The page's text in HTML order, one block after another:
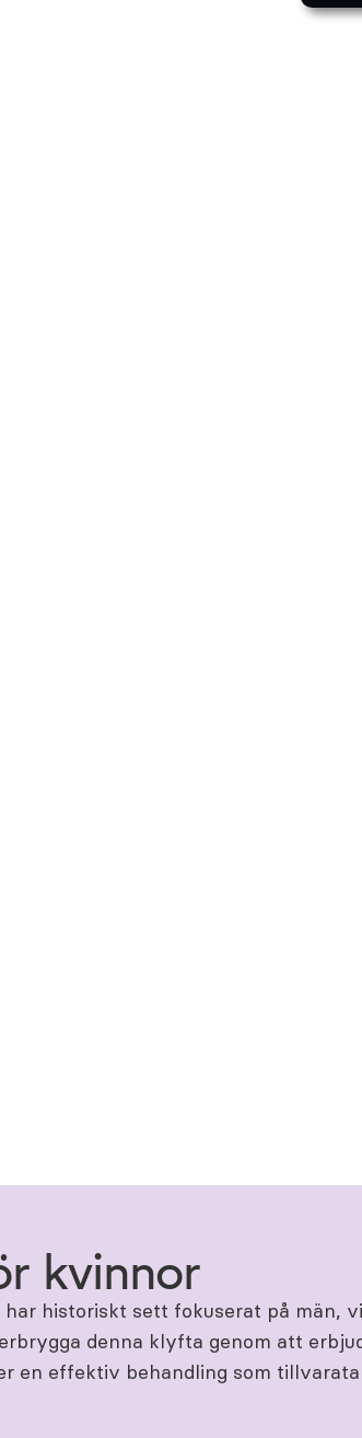
kvinnor
historiskt sett fokuserat på män,
denna klyfta genom att
en effektiv behandling som